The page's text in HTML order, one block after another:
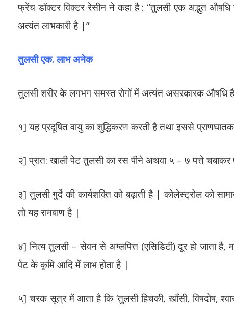
फ्रेंच डॉक्टर विक्टर रेसीन ने कहा है : “तुलसी एक अद्भुत औषधि
अत्यंत लाभकारी है |”
तुलसी एक. लाभ अनेक
तुलसी शरीर के लगभग समस्त रोगों में अत्यंत असरकारक औषधि
१] यह प्रदूषित वायु का शुद्धिकरण करती है तथा इससे
२] प्रात: खाली पेट तुलसी का रस पीने अथवा ५ – ७ पत्ते
३] तुलसी गुर्दे की कार्यशक्ति को बढ़ाती है | कोलेस्ट्रोल को
तो यह रामबाण है |
४] नित्य तुलसी – सेवन से अम्लपित्त (एसिडिटी) दूर हो जाता है,
पेट के कृमि आदि में लाभ होता है |
५] चरक सूत्र में आता है कि ‘तुलसी हिचकी, खाँसी, विषदोष,